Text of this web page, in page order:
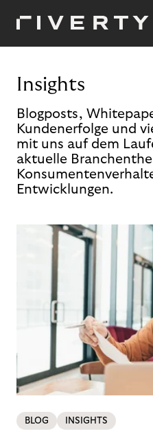
Insights
Blogposts,
Kundenerfolge und
mit uns auf dem
aktuelle
Entwicklungen.
BLOG INSIGHTS